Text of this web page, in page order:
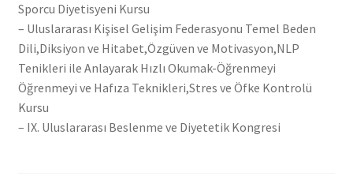
Sporcu Diyetisyeni Kursu
– Uluslararası Kişisel Gelişim Federasyonu Temel Beden
Dili,Diksiyon ve Hitabet,Özgüven ve Motivasyon,NLP
Tenikleri ile Anlayarak Hızlı Okumak-Öğrenmeyi
Öğrenmeyi ve Hafıza Teknikleri,Stres ve Öfke Kontrolü
Kursu
– IX. Uluslararası Beslenme ve Diyetetik Kongresi